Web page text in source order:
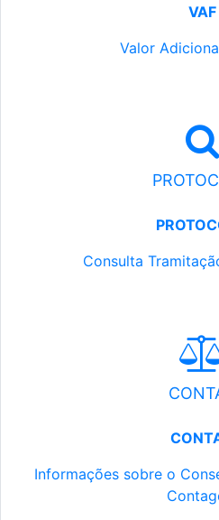
VAF
Valor
Consulta
Informações sobre o